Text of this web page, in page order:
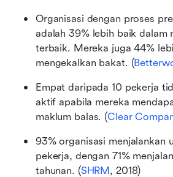
Organisasi dengan proses
adalah 39% lebih baik dalam
terbaik. Mereka juga 44%
mengekalkan bakat. (
Empat daripada 10 pekerja
aktif apabila mereka
maklum balas. (Clear
93% organisasi menjalankan
pekerja, dengan 71%
tahunan. (SHRM, 2018)